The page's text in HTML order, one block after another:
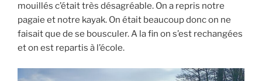
mouillés c’était très désagréable. On a repris notre
pagaie et notre kayak. On était beaucoup donc on ne
faisait que de se bousculer. A la fin on s’est rechangées
et on est repartis à l’école.